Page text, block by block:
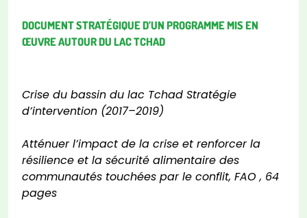
DOCUMENT STRATÉGIQUE D’UN PROGRAMME MIS EN
ŒUVRE AUTOUR DU LAC TCHAD
Crise du bassin du lac Tchad Stratégie
d’intervention (2017–2019)
Atténuer l’impact de la crise et renforcer la
résilience et la sécurité alimentaire des
communautés touchées par le conflit, FAO , 64
pages